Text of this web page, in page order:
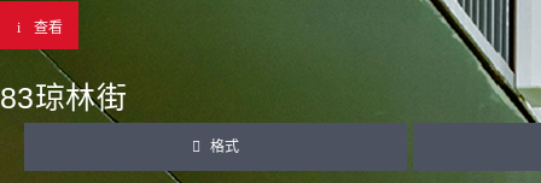
查看
83琼林街
格式